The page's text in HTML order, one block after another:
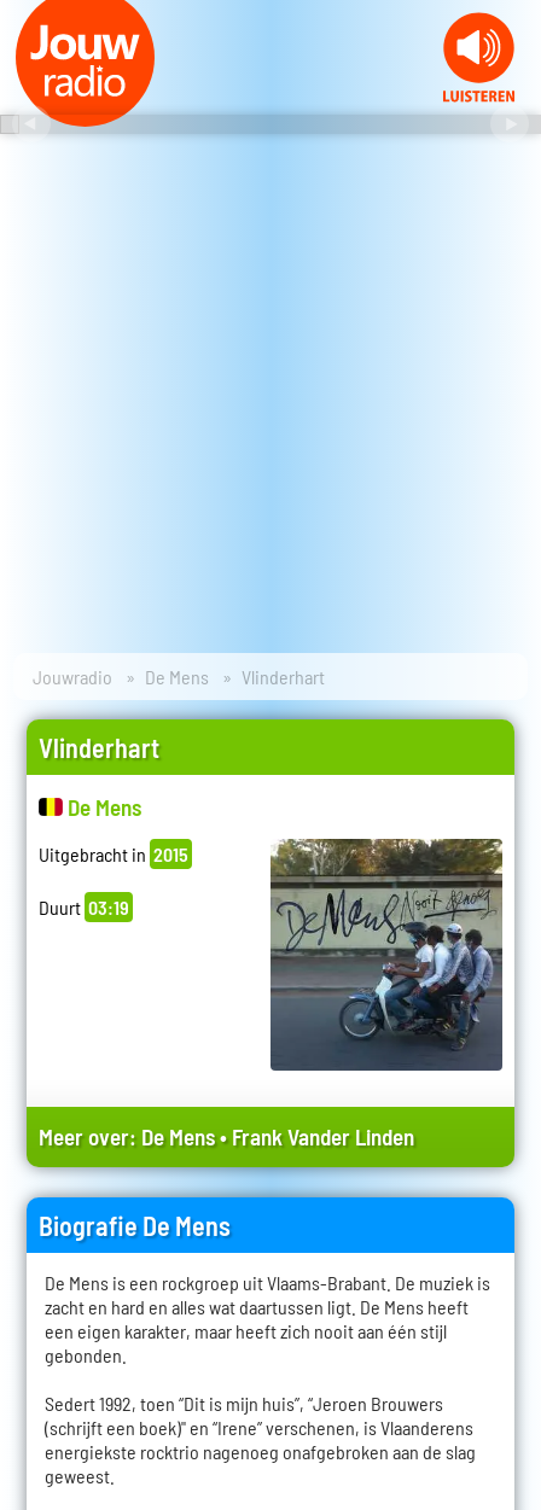
Jouwradio De Mens Vlinderhart
Vlinderhart
De Mens
Uitgebracht in 2015
Duurt 03:19
Meer over: De Mens•Frank Vander Linden
Biografie De Mens
De Mens is een rockgroep uit Vlaams-Brabant. De muziek is
zacht en hard en alles wat daartussen ligt. De Mens heeft
een eigen karakter, maar heeft zich nooit aan één stijl
gebonden.
Sedert 1992, toen “Dit is mijn huis”, “Jeroen Brouwers
(schrijft een boek)" en “Irene” verschenen, is Vlaanderens
energiekste rocktrio nagenoeg onafgebroken aan de slag
geweest.